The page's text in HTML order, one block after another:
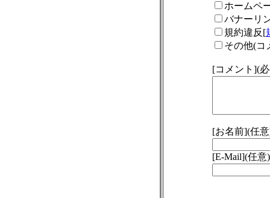
ホームペ
バナーリ
規約違反[
その他(コ
[コメント](
[お名前](任
[E-Mail](任意)